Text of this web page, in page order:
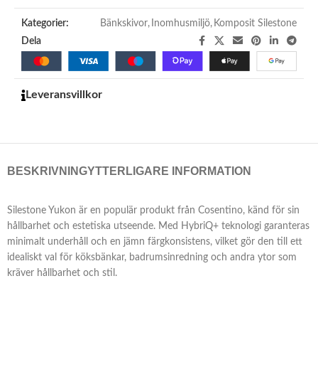
Kategorier: Bänkskivor, Inomhusmiljö, Komposit Silestone
Dela
Leveransvillkor
BESKRIVNINGYTTERLIGARE INFORMATION
Silestone Yukon är en populär produkt från Cosentino, känd för sin
hållbarhet och estetiska utseende. Med HybriQ+ teknologi garanteras
minimalt underhåll och en jämn färgkonsistens, vilket gör den till ett
idealiskt val för köksbänkar, badrumsinredning och andra ytor som
kräver hållbarhet och stil.